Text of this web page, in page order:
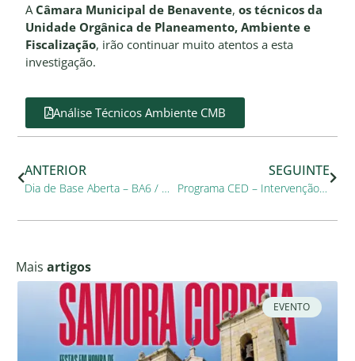
A Câmara Municipal de Benavente,os técnicos da
Unidade Orgânica de Planeamento, Ambiente e
Fiscalização, irão continuar muito atentos a esta
investigação.
Análise Técnicos Ambiente CMB
ANTERIOR
Dia de Base Aberta – BA6 / Montijo
SEGUINTE
Programa CED – Intervenção junto dos gatos errantes no Município
Mais artigos
EVENTO